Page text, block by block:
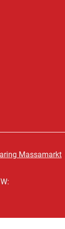
Massamarkt